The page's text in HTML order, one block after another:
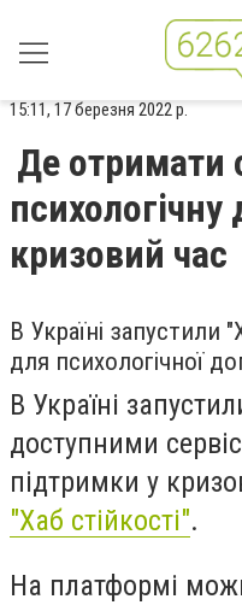
15:11, 17 березня 2022 р.
Де отримати
кризовий час
В Україні запустили
для психологічної
В Україні
доступними
підтримки у
"Хаб стійкості".
На платформі